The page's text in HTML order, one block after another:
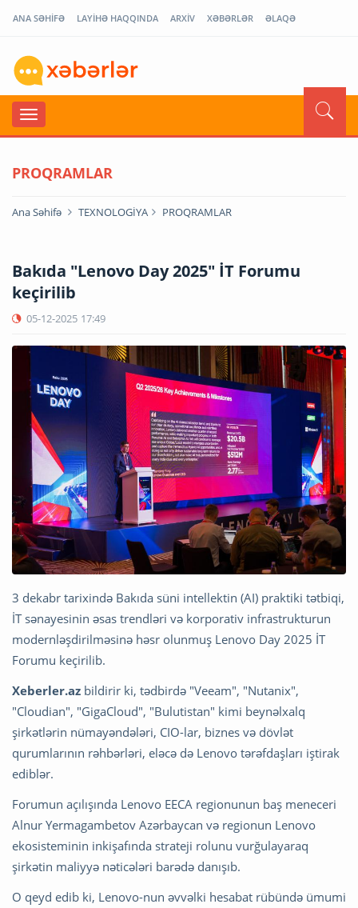
ANA SƏHİFƏ LAYİHƏ HAQQINDA ARXİV XƏBƏRLƏR ƏLAQƏ
PROQRAMLAR
Ana Səhifə TEXNOLOGİYA PROQRAMLAR
Bakıda "Lenovo Day 2025" İT Forumu
keçirilib
05-12-2025 17:49
3 dekabr tarixində Bakıda süni intellektin (AI) praktiki tətbiqi,
İT sənayesinin əsas trendləri və korporativ infrastrukturun
modernləşdirilməsinə həsr olunmuş Lenovo Day 2025 İT
Forumu keçirilib.
Xeberler.az bildirir ki, tədbirdə "Veeam", "Nutanix",
"Cloudian", "GigaCloud", "Bulutistan" kimi beynəlxalq
şirkətlərin nümayəndələri, CIO-lar, biznes və dövlət
qurumlarının rəhbərləri, eləcə də Lenovo tərəfdaşları iştirak
ediblər.
Forumun açılışında Lenovo EECA regionunun baş meneceri
Alnur Yermagambetov Azərbaycan və regionun Lenovo
ekosisteminin inkişafında strateji rolunu vurğulayaraq
şirkətin maliyyə nəticələri barədə danışıb.
O qeyd edib ki, Lenovo-nun əvvəlki hesabat rübündə ümumi